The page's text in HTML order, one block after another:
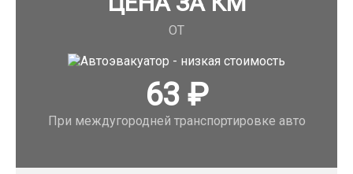
ОТ
63₽
При междугородней транспортировке авто